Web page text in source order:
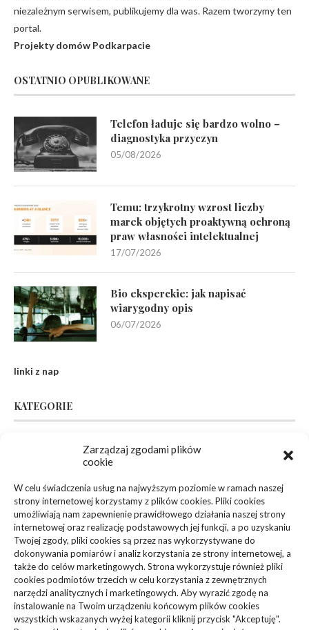
Zarządzaj zgodami plików
cookie
W celu świadczenia usług na najwyższym poziomie w ramach naszej
strony internetowej korzystamy z plików cookies. Pliki cookies
umożliwiają nam zapewnienie prawidłowego działania naszej strony
internetowej oraz realizację podstawowych jej funkcji, a po uzyskaniu
Twojej zgody, pliki cookies są przez nas wykorzystywane do
dokonywania pomiarów i analiz korzystania ze strony internetowej, a
także do celów marketingowych. Strona wykorzystuje również pliki
cookies podmiotów trzecich w celu korzystania z zewnętrznych
narzędzi analitycznych i marketingowych. Aby wyrazić zgodę na
instalowanie na Twoim urządzeniu końcowym plików cookies
wszystkich wskazanych wyżej kategorii kliknij przycisk "Akceptuję".
niezależnym serwisem, publikujemy dla was. Razem tworzymy ten
portal.
Projekty domów Podkarpacie
OSTATNIO OPUBLIKOWANE
Telefon ładuje się bardzo wolno –
diagnostyka przyczyn
05/08/2026
Temu: trzykrotny wzrost liczby
marek objętych proaktywną ochroną
praw własności intelektualnej
17/07/2026
Bio eksperckie: jak napisać
wiarygodny opis
06/07/2026
linki z nap
KATEGORIE
(94)
Dom, Ogród
Zdrowie, Medycyna
Edukacja, Rozrywka (36)
Sport, Turystyka
Budownictwo, Przemysł